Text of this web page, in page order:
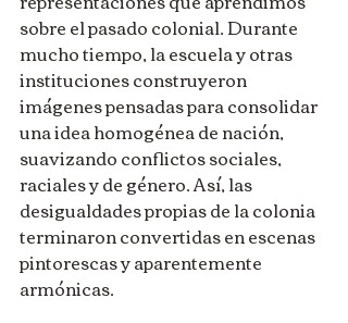
sobre el pasado colonial. Durante
mucho tiempo, la escuela y otras
instituciones construyeron
imágenes pensadas para consolidar
una idea homogénea de nación,
suavizando conflictos sociales,
raciales y de género. Así, las
desigualdades propias de la colonia
terminaron convertidas en escenas
pintorescas y aparentemente
armónicas.